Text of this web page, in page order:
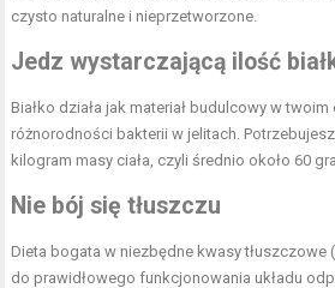
czysto naturalne i nieprzetworzone.
Jedz wystarczającą ilość
Białko działa jak materiał budulcowy w
różnorodności bakterii w jelitach. Potrzebujesz
kilogram masy ciała, czyli średnio około 60
Nie bój siętłuszczu
Dieta bogata w niezbędne kwasy tłuszczowe
do prawidłowego funkcjonowania układu